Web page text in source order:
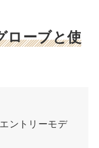
ローブと使
ントリーモデ